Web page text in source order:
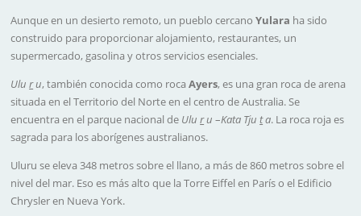
Aunque en un desierto remoto, un pueblo cercanoYulara ha sido
construido para proporcionar alojamiento, restaurantes, un
supermercado, gasolina y otros servicios esenciales.
Uluru, también conocida como rocaAyers, es una gran roca de arena
situada en el Territorio del Norte en el centro de Australia. Se
encuentra en el parque nacional de Uluru –Kata Tjuta. La roca roja es
sagrada para los aborígenes australianos.
Uluru se eleva 348 metros sobre el llano, a más de 860 metros sobre el
nivel del mar. Eso es más alto que la Torre Eiffel en París o el Edificio
Chrysler en Nueva York.